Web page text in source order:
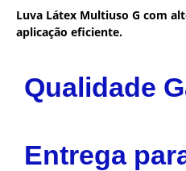
Luva Látex Multiuso G com
aplicação eficiente.
Qualidade
Entrega